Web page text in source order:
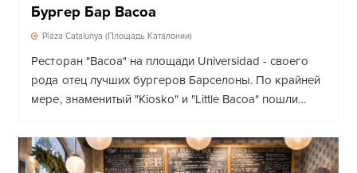
Бургер Бар Bacoa
Plaza Catalunya (Площадь Каталонии)
Ресторан "Bacoa" на площади Universidad - своего
рода отец лучших бургеров Барселоны. По крайней
мере, знаменитый "Kiosko" и "Little Bacoa" пошли…